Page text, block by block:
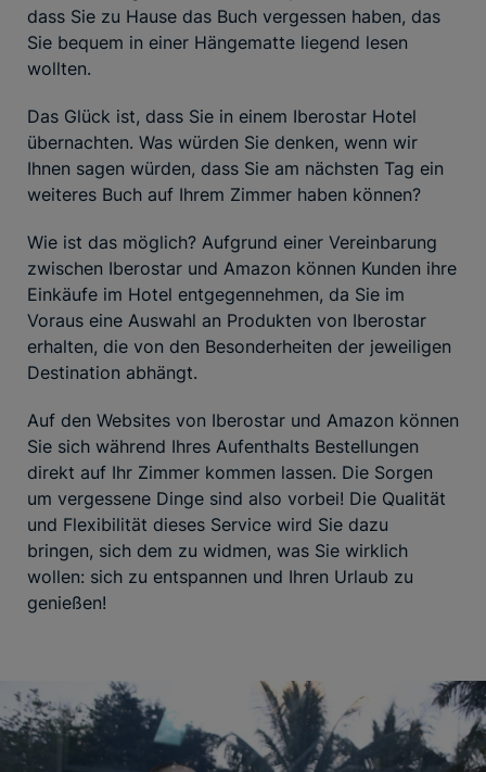
dass Sie zu Hause das Buch vergessen haben, das
Sie bequem in einer Hängematte liegend lesen
wollten.
Das Glück ist, dass Sie in einem Iberostar Hotel
übernachten. Was würden Sie denken, wenn wir
Ihnen sagen würden, dass Sie am nächsten Tag ein
weiteres Buch auf Ihrem Zimmer haben können?
Wie ist das möglich? Aufgrund einer Vereinbarung
zwischen Iberostar und Amazon können Kunden ihre
Einkäufe im Hotel entgegennehmen, da Sie im
Voraus eine Auswahl an Produkten von Iberostar
erhalten, die von den Besonderheiten der jeweiligen
Destination abhängt.
Auf den Websites von Iberostar und Amazon können
Sie sich während Ihres Aufenthalts Bestellungen
direkt auf Ihr Zimmer kommen lassen. Die Sorgen
um vergessene Dinge sind also vorbei! Die Qualität
und Flexibilität dieses Service wird Sie dazu
bringen, sich dem zu widmen, was Sie wirklich
wollen: sich zu entspannen und Ihren Urlaub zu
genießen!